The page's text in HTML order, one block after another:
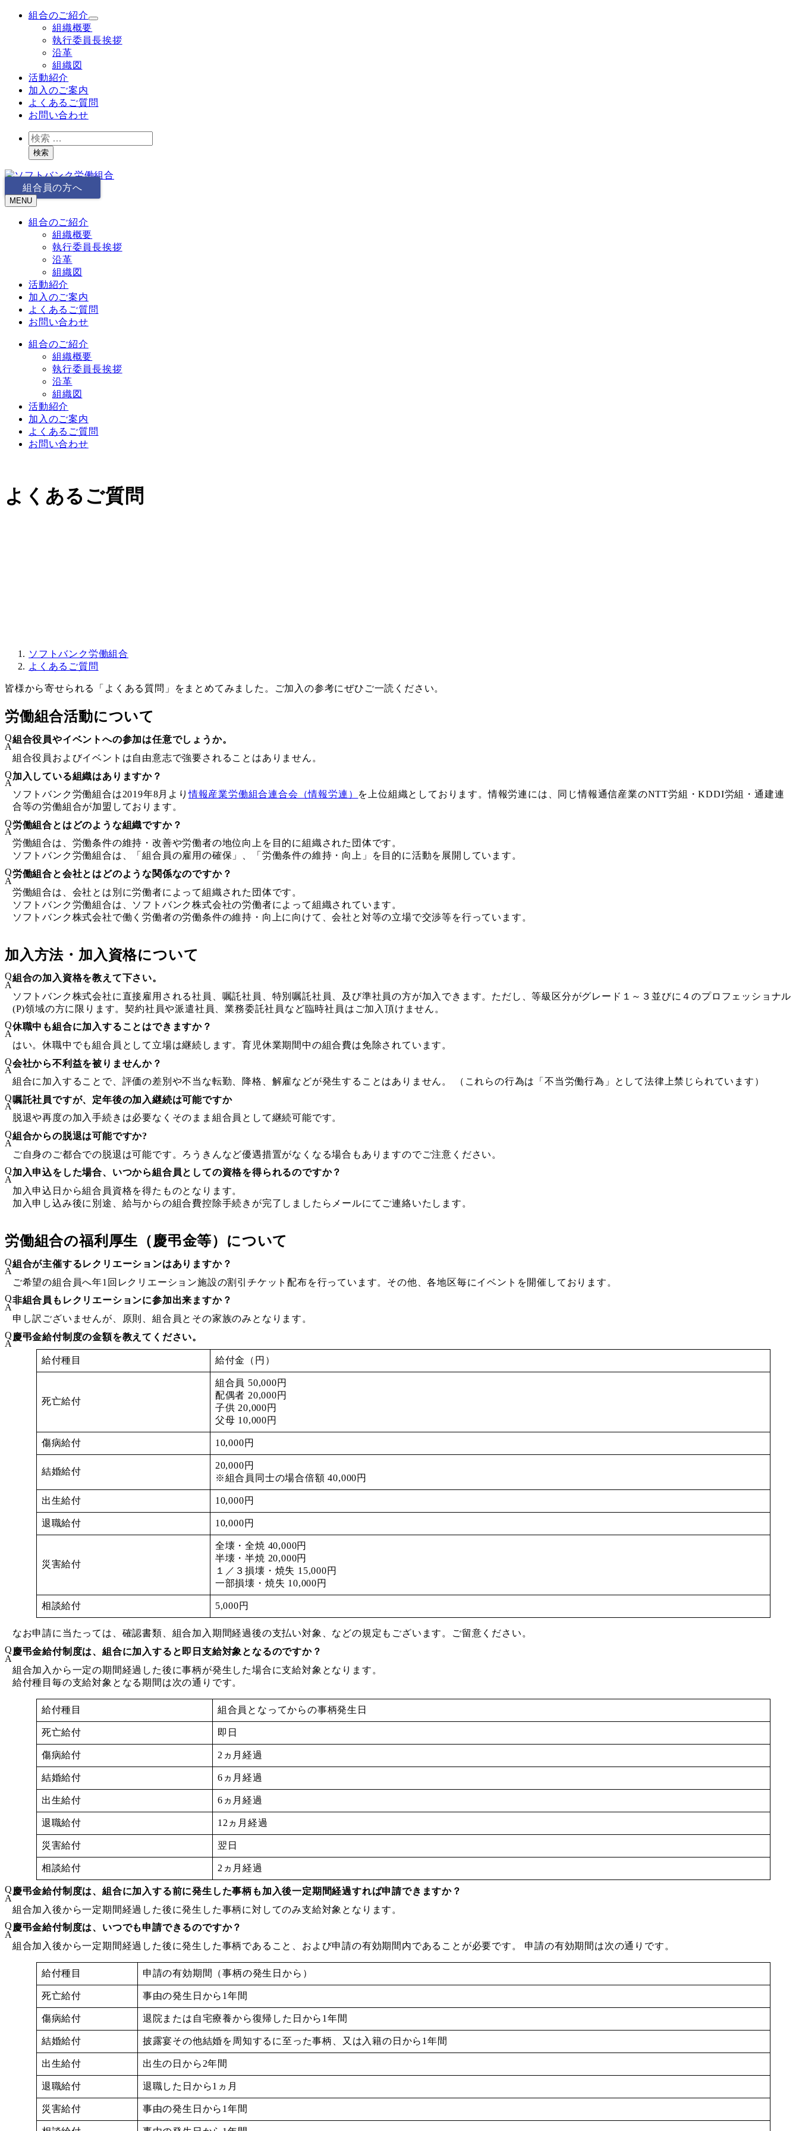
組合のご紹介
組織概要
執行委員長挨拶
沿革
組織図
活動紹介
加入のご案内
よくあるご質問
お問い合わせ
検
索検索
組合員の方へ
MENU
組合のご紹介
組織概要
執行委員長挨拶
沿革
組織図
活動紹介
加入のご案内
よくあるご質問
お問い合わせ
組合のご紹介
組織概要
執行委員長挨拶
沿革
組織図
活動紹介
加入のご案内
よくあるご質問
お問い合わせ
よくあるご質問
ソフトバンク労働組合
よくあるご質問
皆様から寄せられる「よくある質問」をまとめてみました。ご加入の参考にぜひご一読ください。
労働組合活動について
Q組合役員やイベントへの参加は任意でしょうか。
A
組合役員およびイベントは自由意志で強要されることはありません。
Q加入している組織はありますか？
A
ソフトバンク労働組合は2019年8月より情報産業労働組合連合会（情報労連） を上位組織としております。情報労連には、同じ情報通信産業のNTT労組・KDDI労組・通建連
合等の労働組合が加盟しております。
Q労働組合とはどのような組織ですか？
A
労働組合は、労働条件の維持・改善や労働者の地位向上を目的に組織された団体です。
ソフトバンク労働組合は、「組合員の雇用の確保」、「労働条件の維持・向上」を目的に活動を展開しています。
Q労働組合と会社とはどのような関係なのですか？
A
労働組合は、会社とは別に労働者によって組織された団体です。
ソフトバンク労働組合は、ソフトバンク株式会社の労働者によって組織されています。
ソフトバンク株式会社で働く労働者の労働条件の維持・向上に向けて、会社と対等の立場で交渉等を行っています。
加入方法・加入資格について
Q組合の加入資格を教えて下さい。
A
ソフトバンク株式会社に直接雇用される社員、嘱託社員、特別嘱託社員、及び準社員の方が加入できます。ただし、等級区分がグレード１～３並びに４のプロフェッショナル
(P)領域の方に限ります。契約社員や派遣社員、業務委託社員など臨時社員はご加入頂けません。
Q休職中も組合に加入することはできますか？
A
はい。休職中でも組合員として立場は継続します。育児休業期間中の組合費は免除されています。
Q会社から不利益を被りませんか？
A
組合に加入することで、評価の差別や不当な転勤、降格、解雇などが発生することはありません。 （これらの行為は「不当労働行為」として法律上禁じられています）
Q 嘱託社員ですが、定年後の加入継続は可能ですか
A
脱退や再度の加入手続きは必要なくそのまま組合員として継続可能です。
Q組合からの脱退は可能ですか?
A
ご自身のご都合での脱退は可能です。ろうきんなど優遇措置がなくなる場合もありますのでご注意ください。
Q加入申込をした場合、いつから組合員としての資格を得られるのですか？
A
加入申込日から組合員資格を得たものとなります。
加入申し込み後に別途、給与からの組合費控除手続きが完了しましたらメールにてご連絡いたします。
労働組合の福利厚生（慶弔金等）について
Q組合が主催するレクリエーションはありますか？
A
ご希望の組合員へ年1回レクリエーション施設の割引チケット配布を行っています。その他、各地区毎にイベントを開催しております。
Q非組合員もレクリエーションに参加出来ますか？
A
申し訳ございませんが、原則、組合員とその家族のみとなります。
Q 慶弔金給付制度の金額を教えてください。
A
給付種目
給付金（円）
死亡給付
組合員 50,000円
配偶者 20,000円
子供 20,000円
父母 10,000円
傷病給付 10,000円
結婚給付
20,000円
※組合員同士の場合倍額 40,000円
出生給付 10,000円
退職給付 10,000円
災害給付
全壊・全焼 40,000円
半壊・半焼 20,000円
１／３損壊・焼失 15,000円
一部損壊・焼失 10,000円
相談給付 5,000円
なお申請に当たっては、確認書類、組合加入期間経過後の支払い対象、などの規定もございます。ご留意ください。
Q 慶弔金給付制度は、組合に加入すると即日支給対象となるのですか？
A
組合加入から一定の期間経過した後に事柄が発生した場合に支給対象となります。
給付種目毎の支給対象となる期間は次の通りです。
給付種目 組合員となってからの事柄発生日
死亡給付 即日
傷病給付 2ヵ月経過
結婚給付 6ヵ月経過
出生給付 6ヵ月経過
退職給付 12ヵ月経過
災害給付 翌日
相談給付 2ヵ月経過
Q 慶弔金給付制度は、組合に加入する前に発生した事柄も加入後一定期間経過すれば申請できますか？
A
組合加入後から一定期間経過した後に発生した事柄に対してのみ支給対象となります。
Q 慶弔金給付制度は、いつでも申請できるのですか？
A
組合加入後から一定期間経過した後に発生した事柄であること、および申請の有効期間内であることが必要です。 申請の有効期間は次の通りです。
給付種目 申請の有効期間（事柄の発生日から）
死亡給付 事由の発生日から1年間
傷病給付 退院または自宅療養から復帰した日から1年間
結婚給付 披露宴その他結婚を周知するに至った事柄、又は入籍の日から1年間
出生給付 出生の日から2年間
退職給付 退職した日から1ヵ月
災害給付 事由の発生日から1年間